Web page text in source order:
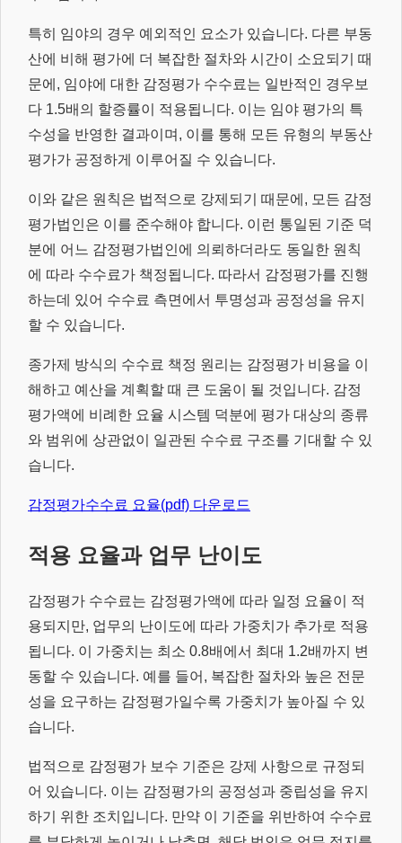
특히 임야의 경우 예외적인 요소가 있습니다. 다른 부동
산에 비해 평가에 더 복잡한 절차와 시간이 소요되기 때
문에, 임야에 대한 감정평가 수수료는 일반적인 경우보
다 1.5배의 할증률이 적용됩니다. 이는 임야 평가의 특
수성을 반영한 결과이며, 이를 통해 모든 유형의 부동산
평가가 공정하게 이루어질 수 있습니다.
이와 같은 원칙은 법적으로 강제되기 때문에, 모든 감정
평가법인은 이를 준수해야 합니다. 이런 통일된 기준 덕
분에 어느 감정평가법인에 의뢰하더라도 동일한 원칙
에 따라 수수료가 책정됩니다. 따라서 감정평가를 진행
하는데 있어 수수료 측면에서 투명성과 공정성을 유지
할 수 있습니다.
종가제 방식의 수수료 책정 원리는 감정평가 비용을 이
해하고 예산을 계획할 때 큰 도움이 될 것입니다. 감정
평가액에 비례한 요율 시스템 덕분에 평가 대상의 종류
와 범위에 상관없이 일관된 수수료 구조를 기대할 수 있
습니다.
감정평가수수료 요율(pdf) 다운로드
적용 요율과 업무 난이도
감정평가 수수료는 감정평가액에 따라 일정 요율이 적
용되지만, 업무의 난이도에 따라 가중치가 추가로 적용
됩니다. 이 가중치는 최소 0.8배에서 최대 1.2배까지 변
동할 수 있습니다. 예를 들어, 복잡한 절차와 높은 전문
성을 요구하는 감정평가일수록 가중치가 높아질 수 있
습니다.
법적으로 감정평가 보수 기준은 강제 사항으로 규정되
어 있습니다. 이는 감정평가의 공정성과 중립성을 유지
하기 위한 조치입니다. 만약 이 기준을 위반하여 수수료